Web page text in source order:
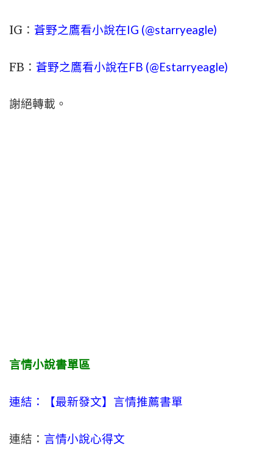
IG： 蒼野之鷹看小說在IG (@starryeagle)
FB： 蒼野之鷹看小說在FB (@Estarryeagle)
謝絕轉載。
言情小說書單區
連結：【最新發文】 言情推薦書單
連結： 言情小說心得文